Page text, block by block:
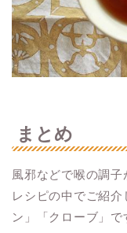
まとめ
風邪などで喉の調
レシピの中でご紹
ン」「クローブ」で